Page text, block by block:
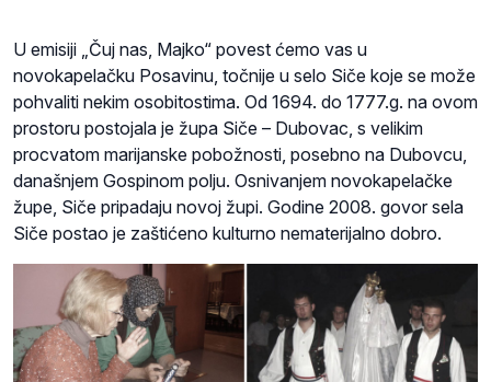
U emisiji „Čuj nas, Majko“ povest ćemo vas u
novokapelačku Posavinu, točnije u selo Siče koje se može
pohvaliti nekim osobitostima. Od 1694. do 1777.g. na ovom
prostoru postojala je župa Siče – Dubovac, s velikim
procvatom marijanske pobožnosti, posebno na Dubovcu,
današnjem Gospinom polju. Osnivanjem novokapelačke
župe, Siče pripadaju novoj župi. Godine 2008. govor sela
Siče postao je zaštićeno kulturno nematerijalno dobro.